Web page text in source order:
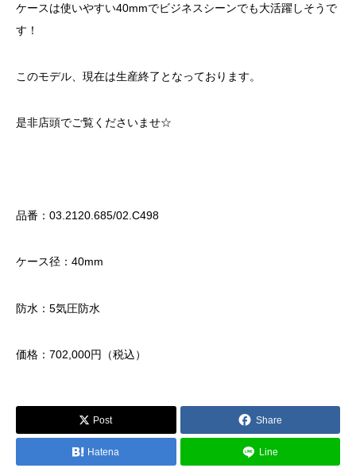
ケースは使いやすい40mmでビジネスシーンでも大活躍しそうで
す！
このモデル、現在は生産終了となっております。
是非店頭でご覧くださいませ☆
品番：03.2120.685/02.C498
ケース径：40mm
防水：5気圧防水
価格：702,000円（税込）
Post Share
Hatena Line